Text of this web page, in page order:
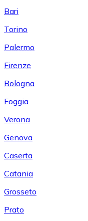
Bari
Torino
Palermo
Firenze
Bologna
Foggia
Verona
Genova
Caserta
Catania
Grosseto
Prato